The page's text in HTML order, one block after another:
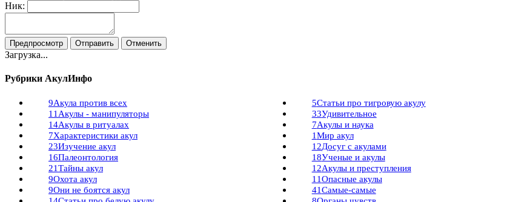
Ник:
Загрузка...
Рубрики АкулИнфо
9Акула против всех
11 Акулы - манипуляторы
14Акулы в ритуалах
7Характеристики акул
23Изучение акул
16Палеонтология
21Тайны акул
9Охота акул
9Они не боятся акул
5Статьи про тигровую акулу
33Удивительное
7Акулы и наука
1Мир акул
12Досуг с акулами
18Ученые и акулы
12Акулы и преступления
11Опасные акулы
41Самые-самые